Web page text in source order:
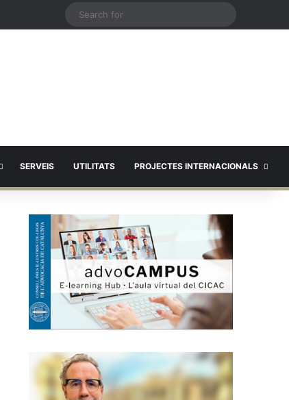
SERVEIS UTILITATS PROJECTES INTERNACIONALS